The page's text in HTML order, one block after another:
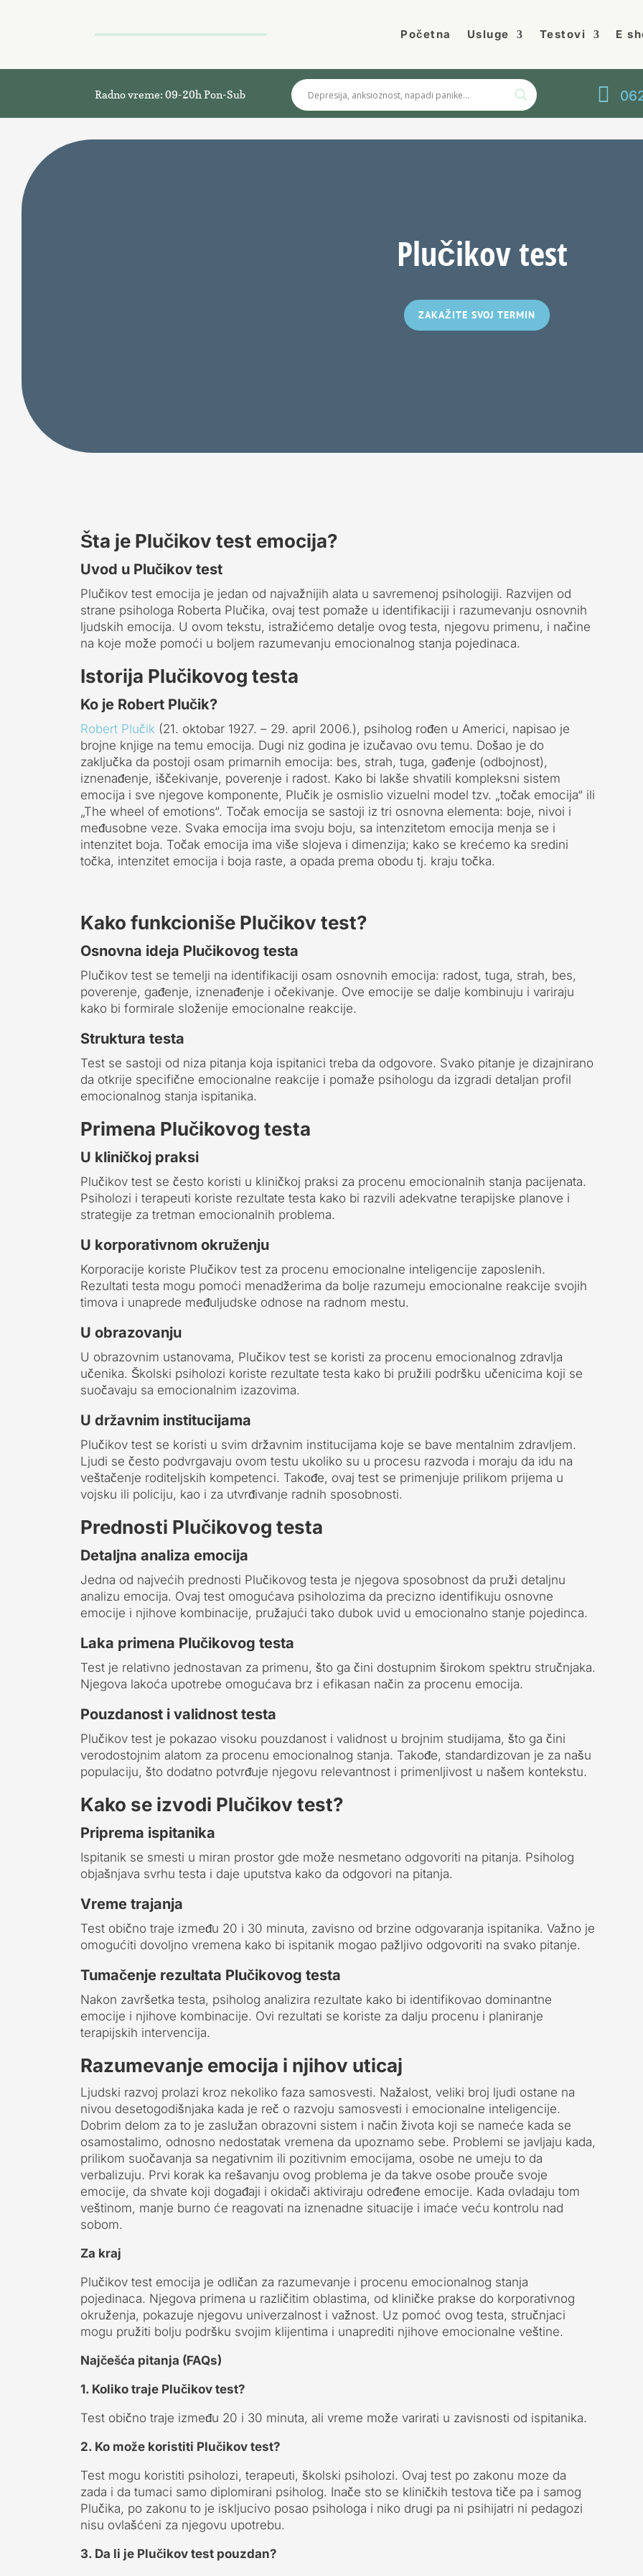
Početna Usluge Testovi E
Radno vreme: 09-20h Pon-Sub 
Plučikov test
ZAKAŽITE SVOJ TERMIN
Šta je Plučikov test emocija?
Uvod u Plučikov test
Plučikov test emocija je jedan od najvažnijih alata u savremenoj psihologiji. Razvijen od
strane psihologa Roberta Plučika, ovaj test pomaže u identifikaciji i razumevanju osnovnih
ljudskih emocija. U ovom tekstu, istražićemo detalje ovog testa, njegovu primenu, i načine
na koje može pomoći u boljem razumevanju emocionalnog stanja pojedinaca.
Istorija Plučikovog testa
Ko je Robert Plučik?
Robert Plučik (21. oktobar 1927. – 29. april 2006.), psiholog rođen u Americi, napisao je
brojne knjige na temu emocija. Dugi niz godina je izučavao ovu temu. Došao je do
zaključka da postoji osam primarnih emocija: bes, strah, tuga, gađenje (odbojnost),
iznenađenje, iščekivanje, poverenje i radost. Kako bi lakše shvatili kompleksni sistem
emocija i sve njegove komponente, Plučik je osmislio vizuelni model tzv. „točak emocija“ ili
„The wheel of emotions“. Točak emocija se sastoji iz tri osnovna elementa: boje, nivoi i
međusobne veze. Svaka emocija ima svoju boju, sa intenzitetom emocija menja se i
intenzitet boja. Točak emocija ima više slojeva i dimenzija; kako se krećemo ka sredini
točka, intenzitet emocija i boja raste, a opada prema obodu tj. kraju točka.
Kako funkcioniše Plučikov test?
Osnovna ideja Plučikovog testa
Plučikov test se temelji na identifikaciji osam osnovnih emocija: radost, tuga, strah, bes,
poverenje, gađenje, iznenađenje i očekivanje. Ove emocije se dalje kombinuju i variraju
kako bi formirale složenije emocionalne reakcije.
Struktura testa
Test se sastoji od niza pitanja koja ispitanici treba da odgovore. Svako pitanje je dizajnirano
da otkrije specifične emocionalne reakcije i pomaže psihologu da izgradi detaljan profil
emocionalnog stanja ispitanika.
Primena Plučikovog testa
U kliničkoj praksi
Plučikov test se često koristi u kliničkoj praksi za procenu emocionalnih stanja pacijenata.
Psiholozi i terapeuti koriste rezultate testa kako bi razvili adekvatne terapijske planove i
strategije za tretman emocionalnih problema.
U korporativnom okruženju
Korporacije koriste Plučikov test za procenu emocionalne inteligencije zaposlenih.
Rezultati testa mogu pomoći menadžerima da bolje razumeju emocionalne reakcije svojih
timova i unaprede međuljudske odnose na radnom mestu.
U obrazovanju
U obrazovnim ustanovama, Plučikov test se koristi za procenu emocionalnog zdravlja
učenika. Školski psiholozi koriste rezultate testa kako bi pružili podršku učenicima koji se
suočavaju sa emocionalnim izazovima.
U državnim institucijama
Plučikov test se koristi u svim državnim institucijama koje se bave mentalnim zdravljem.
Ljudi se često podvrgavaju ovom testu ukoliko su u procesu razvoda i moraju da idu na
veštačenje roditeljskih kompetenci. Takođe, ovaj test se primenjuje prilikom prijema u
vojsku ili policiju, kao i za utvrđivanje radnih sposobnosti.
Prednosti Plučikovog testa
Detaljna analiza emocija
Jedna od najvećih prednosti Plučikovog testa je njegova sposobnost da pruži detaljnu
analizu emocija. Ovaj test omogućava psiholozima da precizno identifikuju osnovne
emocije i njihove kombinacije, pružajući tako dubok uvid u emocionalno stanje pojedinca.
Laka primena Plučikovog testa
Test je relativno jednostavan za primenu, što ga čini dostupnim širokom spektru stručnjaka.
Njegova lakoća upotrebe omogućava brz i efikasan način za procenu emocija.
Pouzdanost i validnost testa
Plučikov test je pokazao visoku pouzdanost i validnost u brojnim studijama, što ga čini
verodostojnim alatom za procenu emocionalnog stanja. Takođe, standardizovan je za našu
populaciju, što dodatno potvrđuje njegovu relevantnost i primenljivost u našem kontekstu.
Kako se izvodi Plučikov test?
Priprema ispitanika
Ispitanik se smesti u miran prostor gde može nesmetano odgovoriti na pitanja. Psiholog
objašnjava svrhu testa i daje uputstva kako da odgovori na pitanja.
Vreme trajanja
Test obično traje između 20 i 30 minuta, zavisno od brzine odgovaranja ispitanika. Važno je
omogućiti dovoljno vremena kako bi ispitanik mogao pažljivo odgovoriti na svako pitanje.
Tumačenje rezultata Plučikovog testa
Nakon završetka testa, psiholog analizira rezultate kako bi identifikovao dominantne
emocije i njihove kombinacije. Ovi rezultati se koriste za dalju procenu i planiranje
terapijskih intervencija.
Razumevanje emocija i njihov uticaj
Ljudski razvoj prolazi kroz nekoliko faza samosvesti. Nažalost, veliki broj ljudi ostane na
nivou desetogodišnjaka kada je reč o razvoju samosvesti i emocionalne inteligencije.
Dobrim delom za to je zaslužan obrazovni sistem i način života koji se nameće kada se
osamostalimo, odnosno nedostatak vremena da upoznamo sebe. Problemi se javljaju kada,
prilikom suočavanja sa negativnim ili pozitivnim emocijama, osobe ne umeju to da
verbalizuju. Prvi korak ka rešavanju ovog problema je da takve osobe prouče svoje
emocije, da shvate koji događaji i okidači aktiviraju određene emocije. Kada ovladaju tom
veštinom, manje burno će reagovati na iznenadne situacije i imaće veću kontrolu nad
sobom.
Za kraj
Plučikov test emocija je odličan za razumevanje i procenu emocionalnog stanja
pojedinaca. Njegova primena u različitim oblastima, od kliničke prakse do korporativnog
okruženja, pokazuje njegovu univerzalnost i važnost. Uz pomoć ovog testa, stručnjaci
mogu pružiti bolju podršku svojim klijentima i unaprediti njihove emocionalne veštine.
Najčešća pitanja (FAQs)
1. Koliko traje Plučikov test?
Test obično traje između 20 i 30 minuta, ali vreme može varirati u zavisnosti od ispitanika.
2. Ko može koristiti Plučikov test?
Test mogu koristiti psiholozi, terapeuti, školski psiholozi. Ovaj test po zakonu moze da
zada i da tumaci samo diplomirani psiholog. Inače sto se kliničkih testova tiče pa i samog
Plučika, po zakonu to je iskljucivo posao psihologa i niko drugi pa ni psihijatri ni pedagozi
nisu ovlašćeni za njegovu upotrebu.
3. Da li je Plučikov test pouzdan?